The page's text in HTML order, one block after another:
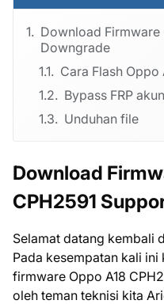
Download Firmware
Downgrade
Cara Flash Oppo
Bypass FRP
Unduhan file
Download
CPH2591
Selamat datang kembali
Pada kesempatan kali
firmware Oppo A18
oleh teman teknisi kita